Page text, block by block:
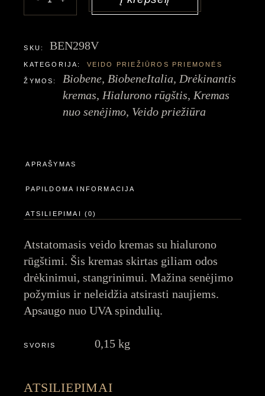
SKU: BEN298V
KATEGORIJA: VEIDO PRIEŽIŪROS PRIEMONĖS
ŽYMOS: Biobene, BiobeneItalia, Drėkinantis
kremas, Hialurono rūgštis, Kremas
nuo senėjimo, Veido priežiūra
APRAŠYMAS
PAPILDOMA INFORMACIJA
ATSILIEPIMAI (0)
Atstatomasis veido kremas su hialurono
rūgštimi. Šis kremas skirtas giliam odos
drėkinimui, stangrinimui. Mažina senėjimo
požymius ir neleidžia atsirasti naujiems.
Apsaugo nuo UVA spindulių.
SVORIS 0,15 kg
ATSILIEPIMAI